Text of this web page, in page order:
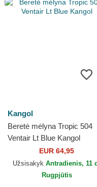
Kangol
Beretė mėlyna Tropic 504
Ventair Lt Blue Kangol
EUR 64,95
Užsisakyk Antradienis, 11
Rugpjūtis